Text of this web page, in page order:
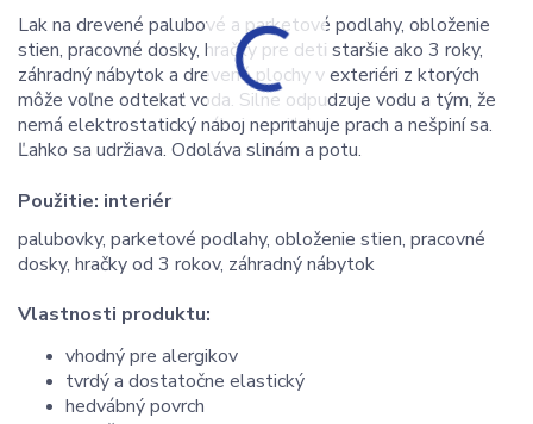
Lak na drevené palubové a parketové podlahy, obloženie
stien, pracovné dosky, hračky pre deti staršie ako 3 roky,
záhradný nábytok a drevené plochy v exteriéri z ktorých
môže voľne odtekať voda. Silne odpudzuje vodu a tým, že
nemá elektrostatický náboj nepriťahuje prach a nešpiní sa.
Ľahko sa udržiava. Odoláva slinám a potu.
Použitie: interiér
palubovky, parketové podlahy, obloženie stien, pracovné
dosky, hračky od 3 rokov, záhradný nábytok
Vlastnosti produktu:
vhodný pre alergikov
tvrdý a dostatočne elastický
hedvábný povrch